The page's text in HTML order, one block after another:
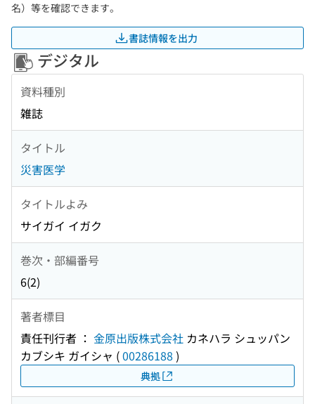
名）等を確認できます。
書誌情報を出力
デジタル
資料種別
雑誌
タイトル
災害医学
タイトルよみ
サイガイ イガク
巻次・部編番号
6(2)
著者標目
責任刊行者 ： 金原出版株式会社 カネハラ シュッパン
カブシキ ガイシャ (00286188 )
典拠